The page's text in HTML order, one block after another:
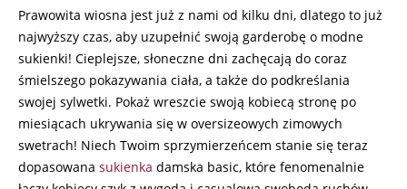
Prawowita wiosna jest już z nami od kilku dni, dlatego to już
najwyższy czas, aby uzupełnić swoją garderobę o modne
sukienki! Cieplejsze, słoneczne dni zachęcają do coraz
śmielszego pokazywania ciała, a także do podkreślania
swojej sylwetki. Pokaż wreszcie swoją kobiecą stronę po
miesiącach ukrywania się w oversizeowych zimowych
swetrach! Niech Twoim sprzymierzeńcem stanie się teraz
dopasowana sukienka damska basic, które fenomenalnie